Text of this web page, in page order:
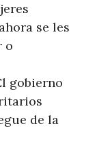
se les
o
gobierno
de la